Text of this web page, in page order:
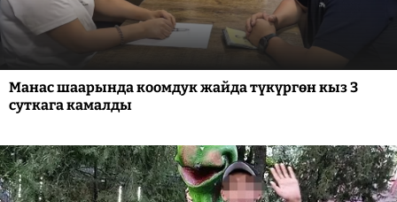
Манас шаарында коомдук жайда түкүргөн кыз 3
суткага камалды